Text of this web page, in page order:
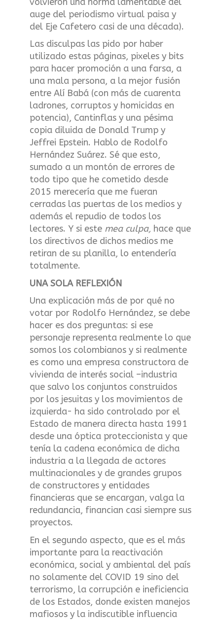
auge del periodismo virtual paisa y
del Eje Cafetero casi de una década).
Las disculpas las pido por haber
utilizado estas páginas, pixeles y bits
para hacer promoción a una farsa, a
una mala persona, a la mejor fusión
entre Alí Babá (con más de cuarenta
ladrones, corruptos y homicidas en
potencia), Cantinflas y una pésima
copia diluida de Donald Trump y
Jeffrei Epstein. Hablo de Rodolfo
Hernández Suárez. Sé que esto,
sumado a un montón de errores de
todo tipo que he cometido desde
2015 merecería que me fueran
cerradas las puertas de los medios y
además el repudio de todos los
lectores. Y si este mea culpa, hace que
los directivos de dichos medios me
retiran de su planilla, lo entendería
totalmente.
UNA SOLA REFLEXIÓN
Una explicación más de por qué no
votar por Rodolfo Hernández, se debe
hacer es dos preguntas: si ese
personaje representa realmente lo que
somos los colombianos y si realmente
es como una empresa constructora de
vivienda de interés social –industria
que salvo los conjuntos construidos
por los jesuitas y los movimientos de
izquierda- ha sido controlado por el
Estado de manera directa hasta 1991
desde una óptica proteccionista y que
tenía la cadena económica de dicha
industria a la llegada de actores
multinacionales y de grandes grupos
de constructores y entidades
financieras que se encargan, valga la
redundancia, financian casi siempre sus
proyectos.
En el segundo aspecto, que es el más
importante para la reactivación
económica, social y ambiental del país
no solamente del COVID 19 sino del
terrorismo, la corrupción e ineficiencia
de los Estados, donde existen manejos
mafiosos y la indiscutible influencia